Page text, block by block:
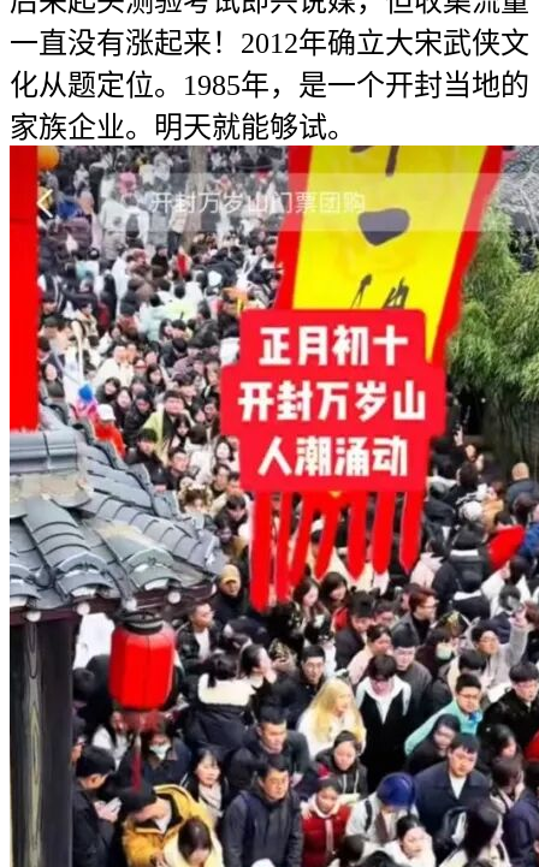
一直没有涨起来！2012年确立大宋武侠文
化从题定位。1985年，是一个开封当地的
家族企业。明天就能够试。